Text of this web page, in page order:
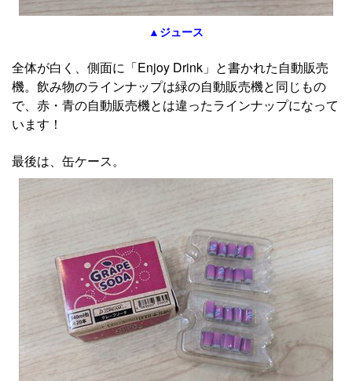
▲ジュース
全体が白く、側面に「Enjoy Drink」と書かれた自動販売
機。飲み物のラインナップは緑の自動販売機と同じもの
で、赤・青の自動販売機とは違ったラインナップになって
います！
最後は、缶ケース。